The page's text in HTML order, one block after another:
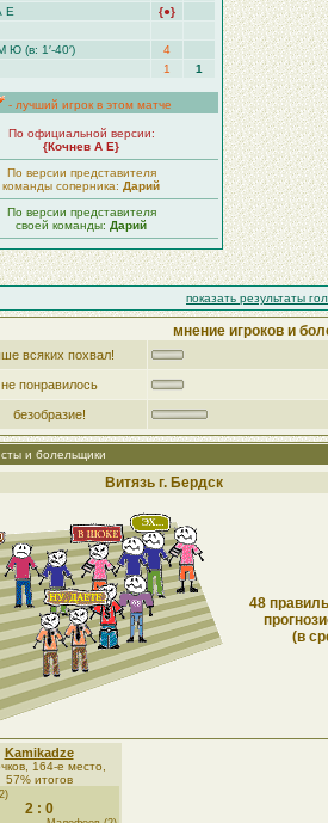
Е
{●}
Ю (в: 1′-40′)
4
1 1
- лучший игрок в этом матче
По официальной версии:
{Кочнев А Е}
По версии представителя
команды соперника: Дарий
По версии представителя
своей команды: Дарий
показать результаты
мнение игроков и
всяких похвал!
не понравилось
безобразие!
и болельщики
Витязь г. Бердск
48
(в
Kamikadze
164-е место,
57% итогов
2 : 0